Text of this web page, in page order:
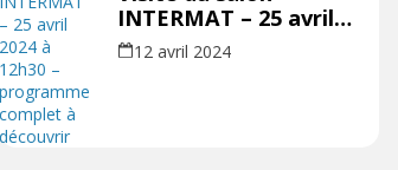
INTERMAT – 25 avril
2024 à 12h30 –
programme complet
12 avril 2024